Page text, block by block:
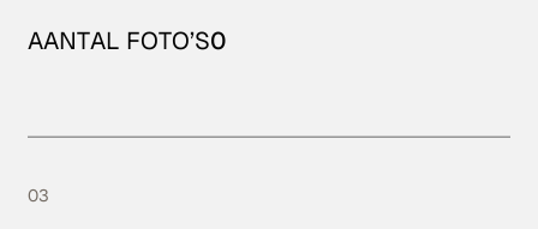
AANTAL FOTO’S0
03